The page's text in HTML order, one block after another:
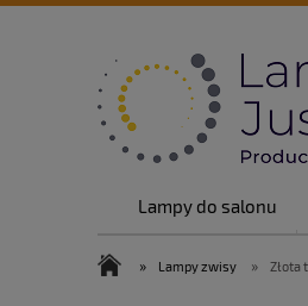
Lampy do salonu
» Lampy zwisy » Złota